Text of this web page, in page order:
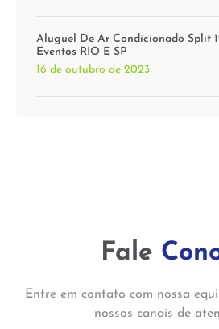
Aluguel De Ar Condicionado Split
Eventos RIO E SP
16 de outubro de 2023
Fale
Entre em contato com nossa
nossos canais de